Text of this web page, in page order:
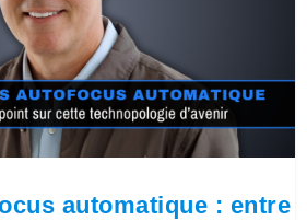
automatique : entre